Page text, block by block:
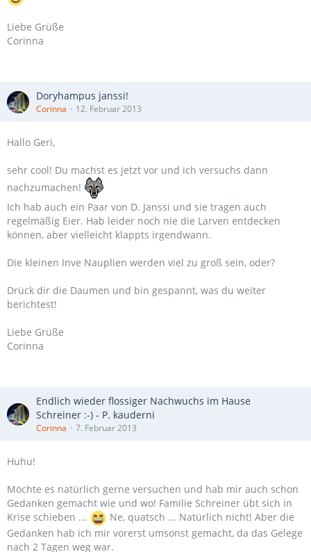
Liebe Grüße
Corinna
Doryhampus janssi!
Corinna 12. Februar 2013
Hallo Geri,
sehr cool! Du machst es jetzt vor und ich versuchs dann
nachzumachen!
Ich hab auch ein Paar von D. Janssi und sie tragen auch
regelmäßig Eier. Hab leider noch nie die Larven entdecken
können, aber vielleicht klappts irgendwann.
Die kleinen Inve Nauplien werden viel zu groß sein, oder?
Drück dir die Daumen und bin gespannt, was du weiter
berichtest!
Liebe Grüße
Corinna
Endlich wieder flossiger Nachwuchs im Hause
Schreiner :-) - P. kauderni
Corinna 7. Februar 2013
Huhu!
Möchte es natürlich gerne versuchen und hab mir auch schon
Gedanken gemacht wie und wo! Familie Schreiner übt sich in
Krise schieben ...
Ne, quatsch ... Natürlich nicht! Aber die
Gedanken hab ich mir vorerst umsonst gemacht, da das Gelege
nach 2 Tagen weg war.